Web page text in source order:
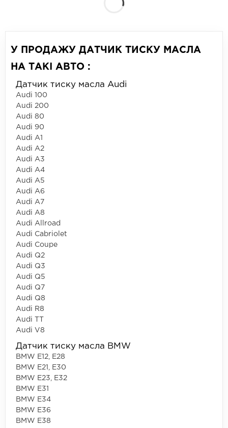
У ПРОДАЖУ ДАТЧИК ТИСКУ МАСЛА
НА ТАКІ АВТО :
Датчик тиску масла Audi
Audi 100
Audi 200
Audi 80
Audi 90
Audi A1
Audi A2
Audi A3
Audi A4
Audi A5
Audi A6
Audi A7
Audi A8
Audi Allroad
Audi Cabriolet
Audi Coupe
Audi Q2
Audi Q3
Audi Q5
Audi Q7
Audi Q8
Audi R8
Audi TT
Audi V8
Датчик тиску масла BMW
BMW E12, E28
BMW E21, E30
BMW E23, E32
BMW E31
BMW E34
BMW E36
BMW E38